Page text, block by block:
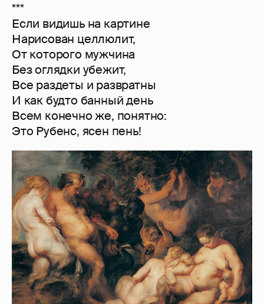
***
Если видишь на картине
Нарисован целлюлит,
От которого мужчина
Без оглядки убежит,
Все раздеты и развратны
И как будто банный день
Всем конечно же, понятно:
Это Рубенс, ясен пень!